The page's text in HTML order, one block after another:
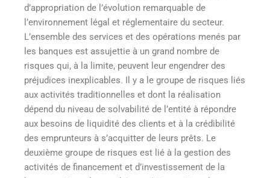
d’appropriation de l’évolution remarquable de
l’environnement légal et réglementaire du secteur.
L’ensemble des services et des opérations menés par
les banques est assujettie à un grand nombre de
risques qui, à la limite, peuvent leur engendrer des
préjudices inexplicables. Il y a le groupe de risques liés
aux activités traditionnelles et dont la réalisation
dépend du niveau de solvabilité de l’entité à répondre
aux besoins de liquidité des clients et à la crédibilité
des emprunteurs à s’acquitter de leurs prêts. Le
deuxième groupe de risques est lié à la gestion des
activités de financement et d’investissement de la